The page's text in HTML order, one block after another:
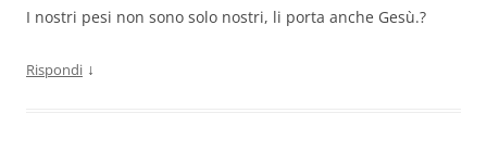
I nostri pesi non sono solo nostri, li porta anche Gesù.?
Rispondi ↓